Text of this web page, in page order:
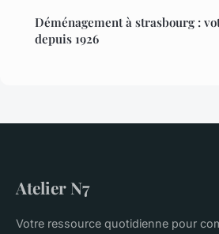
Déménagement à strasbourg :
depuis 1926
Atelier N7
Votre ressource quotidienne pour